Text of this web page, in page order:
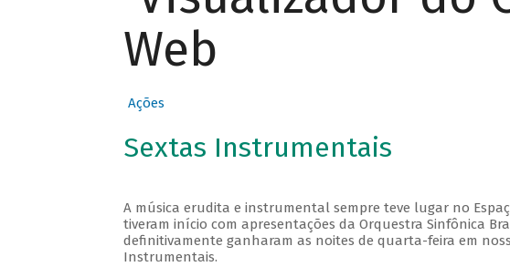
Web
Ações
Sextas Instrumentais
A música erudita e instrumental sempre teve lugar no
tiveram início com apresentações da Orquestra Sinfônica
definitivamente ganharam as noites de quarta-feira em
Instrumentais.